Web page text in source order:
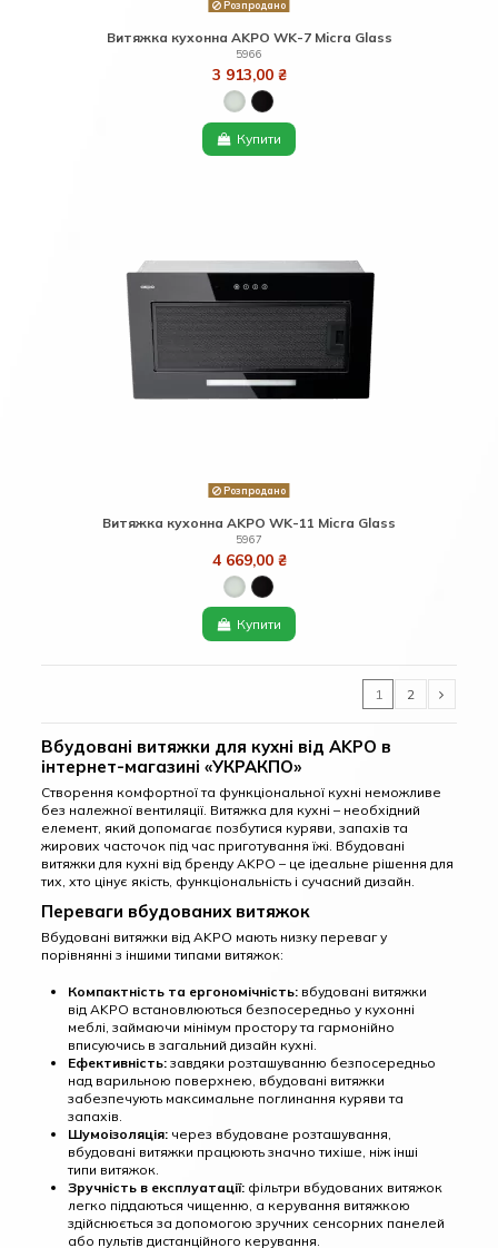
Розпродано
Витяжка кухонна AKPO WK-7 Micra Glass
5966
3 913,00 ₴
Купити
Розпродано
Витяжка кухонна AKPO WK-11 Micra Glass
5967
4 669,00 ₴
Купити
1 2
Вбудовані витяжки для кухні від AKPO в
інтернет-магазині «УКРАКПО»
Створення комфортної та функціональної кухні неможливе
без належної вентиляції. Витяжка для кухні – необхідний
елемент, який допомагає позбутися куряви, запахів та
жирових часточок під час приготування їжі. Вбудовані
витяжки для кухні від бренду AKPO – це ідеальне рішення для
тих, хто цінує якість, функціональність і сучасний дизайн.
Переваги вбудованих витяжок
Вбудовані витяжки від AKPO мають низку переваг у
порівнянні з іншими типами витяжок:
Компактність та ергономічність: вбудовані витяжки
від AKPO встановлюються безпосередньо у кухонні
меблі, займаючи мінімум простору та гармонійно
вписуючись в загальний дизайн кухні.
Ефективність: завдяки розташуванню безпосередньо
над варильною поверхнею, вбудовані витяжки
забезпечують максимальне поглинання куряви та
запахів.
Шумоізоляція: через вбудоване розташування,
вбудовані витяжки працюють значно тихіше, ніж інші
типи витяжок.
Зручність в експлуатації: фільтри вбудованих витяжок
легко піддаються чищенню, а керування витяжкою
здійснюється за допомогою зручних сенсорних панелей
або пультів дистанційного керування.